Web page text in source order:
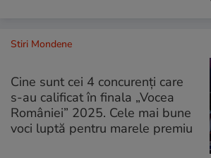
Stiri Mondene
Cine sunt cei 4 concurenți care
s-au calificat în finala „Vocea
României” 2025. Cele mai bune
voci luptă pentru marele premiu